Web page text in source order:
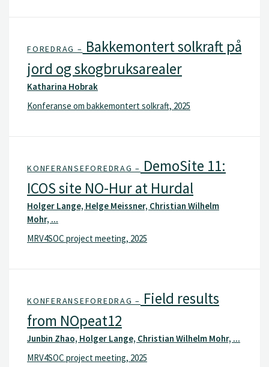
FOREDRAG – Bakkemontert solkraft på
jord og skogbruksarealer
Katharina Hobrak
Konferanse om bakkemontert solkraft, 2025
KONFERANSEFOREDRAG – DemoSite 11:
ICOS site NO-Hur at Hurdal
Holger Lange, Helge Meissner, Christian Wilhelm
Mohr, ...
MRV4SOC project meeting, 2025
KONFERANSEFOREDRAG – Field results
from NOpeat12
Junbin Zhao, Holger Lange, Christian Wilhelm Mohr, ...
MRV4SOC project meeting, 2025